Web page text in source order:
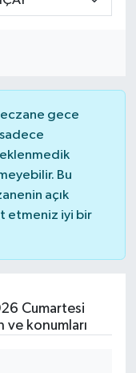
gece
Bu
açık
etmeniz iyi bir
Cumartesi
konumları